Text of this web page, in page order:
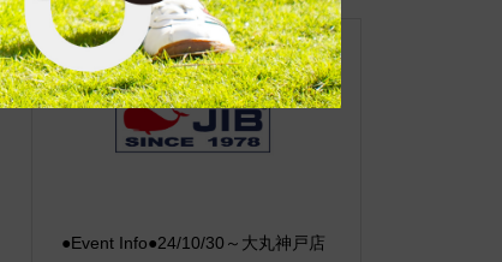
●Event Info●24/10/30～大丸神戸店